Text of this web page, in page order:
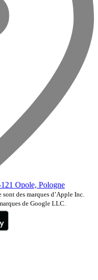
Opole, Pologne
des marques d’Apple Inc.
de Google LLC.